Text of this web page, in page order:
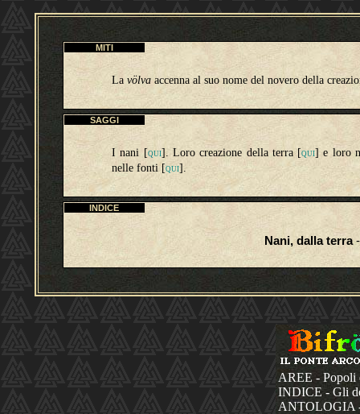
MITI
La völva accenna al suo nome del novero della
SAGGI
I nani [QUI]. Loro creazione della terra [QUI] e loro
nelle fonti [QUI] .
INDICE
Nani, dalla terra-
AREE - Popoli
INDICE - Gli
ANTOLOGIA